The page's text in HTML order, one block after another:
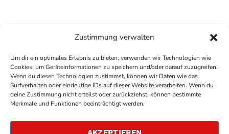
Zustimmung verwalten
Um dir ein optimales Erlebnis zu bieten, verwenden wir Technologien wie
Cookies, um Geräteinformationen zu speichern und/oder darauf zuzugreifen.
Wenn du diesen Technologien zustimmst, können wir Daten wie das
Surfverhalten oder eindeutige IDs auf dieser Website verarbeiten. Wenn du
deine Zustimmung nicht erteilst oder zurückziehst, können bestimmte
Merkmale und Funktionen beeinträchtigt werden.
COPYRIGHTANTENNE BAD KREUZNACH